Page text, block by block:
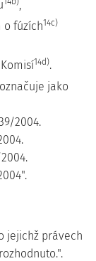
,
o fúzích14c)
14d).
jako
2004.
jejichž právech